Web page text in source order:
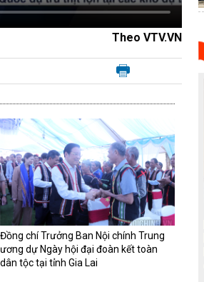
Theo VTV.VN
Đồng chí Trưởng Ban Nội chính Trung
ương dự Ngày hội đại đoàn kết toàn
dân tộc tại tỉnh Gia Lai
Ban Nội chính Trung ương: Thông
báo kết quả Cuộc họp Thường trực
Ban Chỉ đạo Trung ương về phòng,
chống tham nhũng, tiêu cực